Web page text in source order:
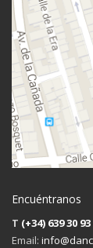
Encuéntranos
T (+34) 639 30 93
Email: